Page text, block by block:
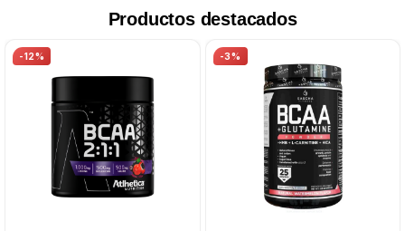
Productos destacados
-12% -3%